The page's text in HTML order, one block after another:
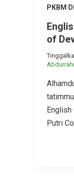
PKBM
of
English
Putri